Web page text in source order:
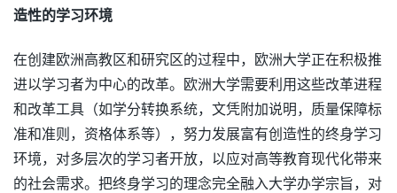
造性的学习环境
在创建欧洲高教区和研究区的过程中，欧洲大学正在积极推
进以学习者为中心的改革。欧洲大学需要利用这些改革进程
和改革工具（如学分转换系统，文凭附加说明，质量保障标
准和准则，资格体系等），努力发展富有创造性的终身学习
环境，对多层次的学习者开放，以应对高等教育现代化带来
的社会需求。把终身学习的理念完全融入大学办学宗旨，对